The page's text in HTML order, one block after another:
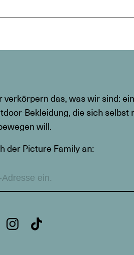
verkörpern das, was wir sind:
Bekleidung, die sich
will.
der Picture Family an: